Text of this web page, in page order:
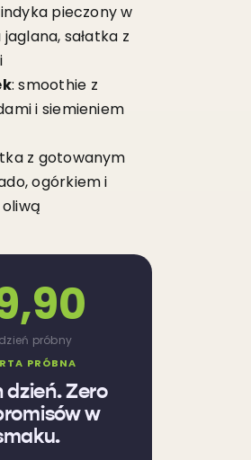
pieczony w
jaglana, sałatka z
: smoothie z
i siemieniem
z gotowanym
ogórkiem i
PRÓBNA
dzień. Zero
w
dzień próbny